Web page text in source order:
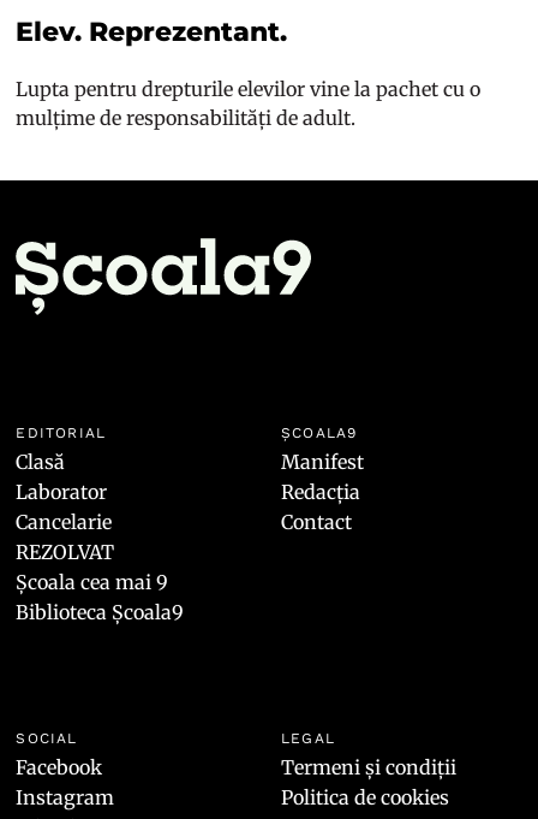
Elev. Reprezentant.
Lupta pentru drepturile elevilor vine la pachet cu o
mulțime de responsabilități de adult.
EDITORIAL
Clasă
Laborator
Cancelarie
REZOLVAT
Școala cea mai 9
Biblioteca Școala9
ȘCOALA9
Manifest
Redacția
Contact
SOCIAL
Facebook
Instagram
LEGAL
Termeni și condiții
Politica de cookies